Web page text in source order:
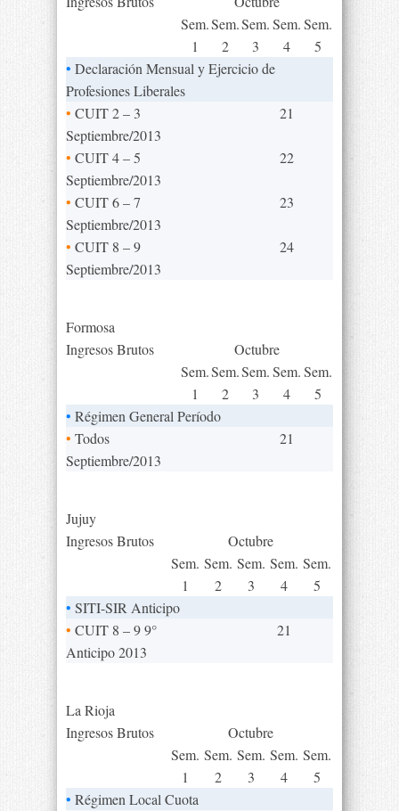
Sem.
1
Sem.
2
Sem.
3
Sem.
4
Sem.
5
• Declaración Mensual y Ejercicio de
Profesiones Liberales
• CUIT 2 – 3
Septiembre/2013
21
• CUIT 4 – 5
Septiembre/2013
22
• CUIT 6 – 7
Septiembre/2013
23
• CUIT 8 – 9
Septiembre/2013
24
Formosa
Ingresos Brutos
Octubre
Sem.
1
Sem.
2
Sem.
3
Sem.
4
Sem.
5
• Régimen General Período
• Todos
Septiembre/2013
21
Jujuy
Ingresos Brutos
Octubre
Sem.
1
Sem.
2
Sem.
3
Sem.
4
Sem.
5
• SITI-SIR Anticipo
• CUIT 8 – 9 9°
Anticipo 2013
21
La Rioja
Ingresos Brutos
Octubre
Sem.
1
Sem.
2
Sem.
3
Sem.
4
Sem.
5
• Régimen Local Cuota